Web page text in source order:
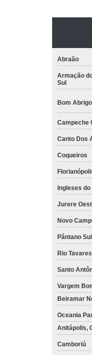
Abraão
Armação
Sul
Bom Abrigo
Campeche
Canto Dos
Coqueiros
Ingleses do
Jurere
Novo
Pântano Sul
Rio
Santo
Vargem
Beiramar
Oceania
Anitápolis,
Camboriú